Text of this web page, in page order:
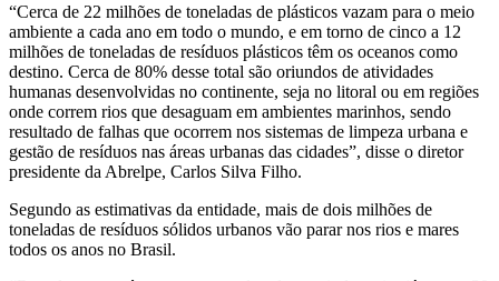
“Cerca de 22 milhões de toneladas de plásticos vazam para o meio
ambiente a cada ano em todo o mundo, e em torno de cinco a 12
milhões de toneladas de resíduos plásticos têm os oceanos como
destino. Cerca de 80% desse total são oriundos de atividades
humanas desenvolvidas no continente, seja no litoral ou em regiões
onde correm rios que desaguam em ambientes marinhos, sendo
resultado de falhas que ocorrem nos sistemas de limpeza urbana e
gestão de resíduos nas áreas urbanas das cidades”, disse o diretor
presidente da Abrelpe, Carlos Silva Filho.
Segundo as estimativas da entidade, mais de dois milhões de
toneladas de resíduos sólidos urbanos vão parar nos rios e mares
todos os anos no Brasil.